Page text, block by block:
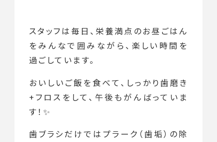
スタッフは毎日、栄養満点のお昼ごはん
をみんなで囲みながら、楽しい時間を
過ごしています。
おいしいご飯を食べて、しっかり歯磨き
+フロスをして、午後もがんばっていま
す！✨
歯ブラシだけではプラーク（歯垢）の除